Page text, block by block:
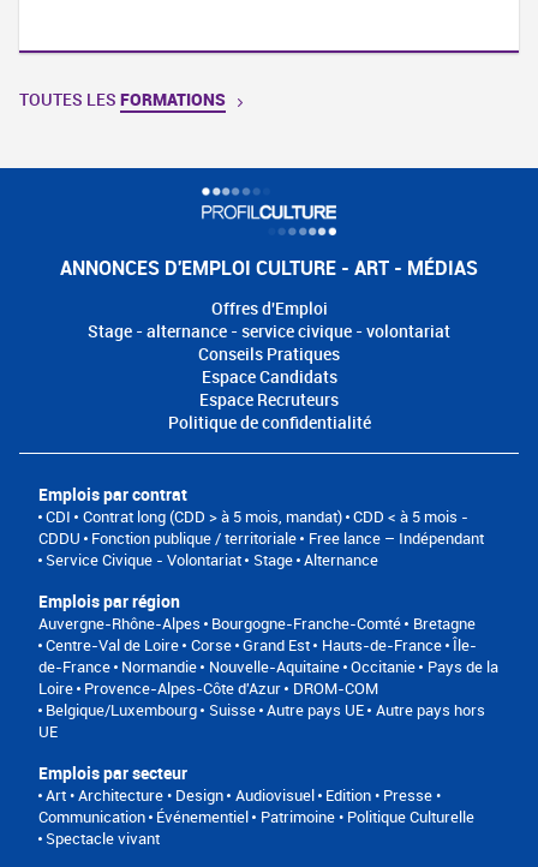
TOUTES LES FORMATIONS
ANNONCES D'EMPLOI CULTURE - ART - MÉDIAS
Offres d'Emploi
Stage - alternance - service civique - volontariat
Conseils Pratiques
Espace Candidats
Espace Recruteurs
Politique de confidentialité
Emplois par contrat
CDI Contrat long (CDD > à 5 mois, mandat) CDD < à 5 mois -
CDDU
Fonction publique / territoriale
Free lance – Indépendant
Service Civique - Volontariat
Stage Alternance
Emplois par région
Auvergne-Rhône-Alpes Bourgogne-Franche-Comté
Bretagne
Centre-Val de Loire Corse Grand Est Hauts-de-France Île-
de-France Normandie Nouvelle-Aquitaine Occitanie
Pays de la
Loire Provence-Alpes-Côte d'Azur
DROM-COM
Belgique/Luxembourg
Suisse Autre pays UE Autre pays hors
UE
Emplois par secteur
Art • Architecture • Design Audiovisuel Edition • Presse •
Communication Événementiel
Patrimoine • Politique Culturelle
Spectacle vivant